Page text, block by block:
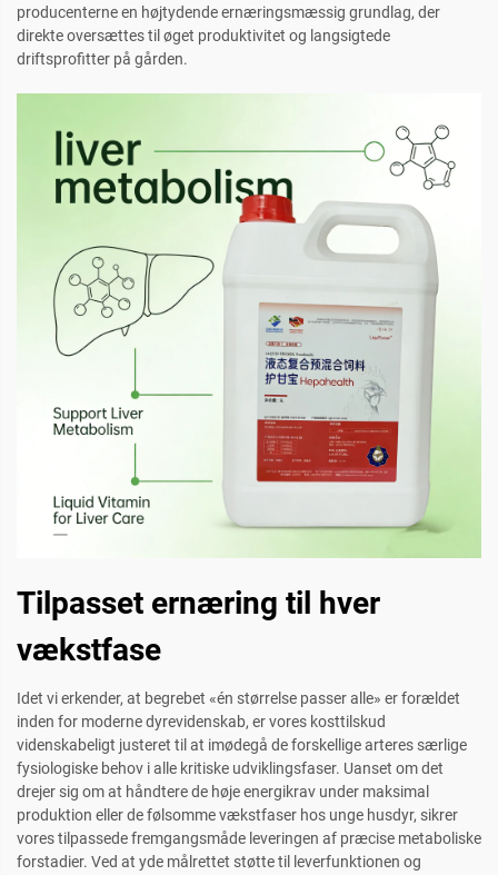
producenterne en højtydende ernæringsmæssig grundlag, der
direkte oversættes til øget produktivitet og langsigtede
driftsprofitter på gården.
Tilpasset ernæring til hver
vækstfase
Idet vi erkender, at begrebet «én størrelse passer alle» er forældet
inden for moderne dyrevidenskab, er vores kosttilskud
videnskabeligt justeret til at imødegå de forskellige arteres særlige
fysiologiske behov i alle kritiske udviklingsfaser. Uanset om det
drejer sig om at håndtere de høje energikrav under maksimal
produktion eller de følsomme vækstfaser hos unge husdyr, sikrer
vores tilpassede fremgangsmåde leveringen af præcise metaboliske
forstadier. Ved at yde målrettet støtte til leverfunktionen og